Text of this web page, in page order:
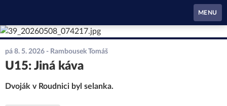
MENU
pá 8. 5. 2026 - Rambousek Tomáš
U15: Jiná káva
Dvoják v Roudnici byl selanka.